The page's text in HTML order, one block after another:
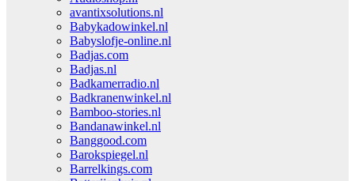
avantixsolutions.nl
Babykadowinkel.nl
Babyslofje-online.nl
Badjas.com
Badjas.nl
Badkamerradio.nl
Badkranenwinkel.nl
Bamboo-stories.nl
Bandanawinkel.nl
Banggood.com
Barokspiegel.nl
Barrelkings.com